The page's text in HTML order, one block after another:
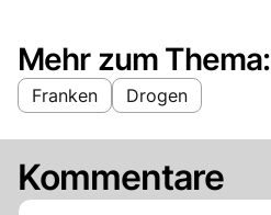
Mehr zum Thema:
Franken Drogen
Kommentare